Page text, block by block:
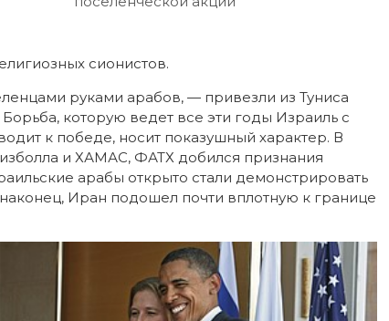
сионистов.
руками арабов, — привезли из Туниса
которую ведет все эти годы Израиль с
к победе, носит показушный характер. В
и ХАМАС, ФАТХ добился признания
арабы открыто стали демонстрировать
Иран подошел почти вплотную к границе